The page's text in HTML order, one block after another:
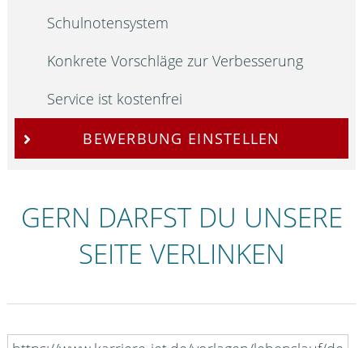
Schulnotensystem
Konkrete Vorschläge zur Verbesserung
Service ist kostenfrei
BEWERBUNG EINSTELLEN
GERN DARFST DU UNSERE
SEITE VERLINKEN